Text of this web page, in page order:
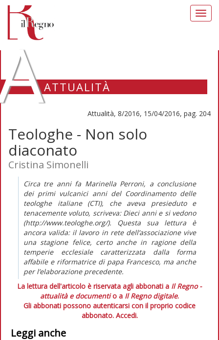
ATTUALITÀ
Attualità, 8/2016, 15/04/2016, pag. 204
Teologhe - Non solo
diaconato
Cristina Simonelli
Circa tre anni fa Marinella Perroni, a conclusione
dei primi vulcanici anni del Coordinamento delle
teologhe italiane (CTI), che aveva presieduto e
tenacemente voluto, scriveva: Dieci anni e si vedono
(http://www.teologhe.org/). Questa sua lettura è
ancora valida: il lavoro in rete dell’associazione vive
una stagione felice, certo anche in ragione della
temperie ecclesiale caratterizzata dalla forma
affabile e riformatrice di papa Francesco, ma anche
per l’elaborazione precedente.
La lettura dell'articolo è riservata agli abbonati a Il Regno -
attualità e documentio a Il Regno digitale.
Gli abbonati possono autenticarsi con il proprio codice
abbonato. Accedi.
Leggi anche